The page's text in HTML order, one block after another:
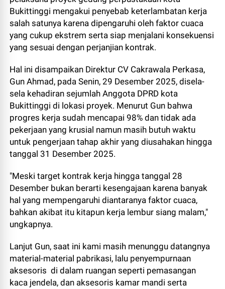
Bukittinggi mengakui penyebab keterlambatan kerja
salah satunya karena dipengaruhi oleh faktor cuaca
yang cukup ekstrem serta siap menjalani konsekuensi
yang sesuai dengan perjanjian kontrak.
Hal ini disampaikan Direktur CV Cakrawala Perkasa,
Gun Ahmad, pada Senin, 29 Desember 2025, disela-
sela kehadiran sejumlah Anggota DPRD kota
Bukittinggi di lokasi proyek. Menurut Gun bahwa
progres kerja sudah mencapai 98% dan tidak ada
pekerjaan yang krusial namun masih butuh waktu
untuk pengerjaan tahap akhir yang diusahakan hingga
tanggal 31 Desember 2025.
"Meski target kontrak kerja hingga tanggal 28
Desember bukan berarti kesengajaan karena banyak
hal yang mempengaruhi diantaranya faktor cuaca,
bahkan akibat itu kitapun kerja lembur siang malam,"
ungkapnya.
Lanjut Gun, saat ini kami masih menunggu datangnya
material-material pabrikasi, lalu penyempurnaan
aksesoris di dalam ruangan seperti pemasangan
kaca jendela, dan aksesoris kamar mandi serta